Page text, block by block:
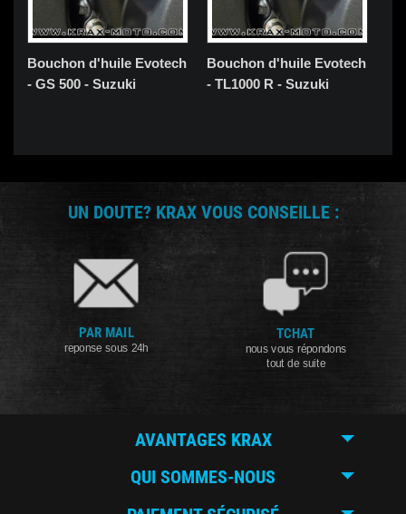
Bouchon d'huile Evotech
- GS 500 - Suzuki
Bouchon d'huile Evotech
- TL1000 R - Suzuki
UN DOUTE? KRAX VOUS CONSEILLE :
PAR MAIL
reponse sous 24h
TCHAT
nous vous répondons
tout de suite
AVANTAGES KRAX
QUI SOMMES-NOUS